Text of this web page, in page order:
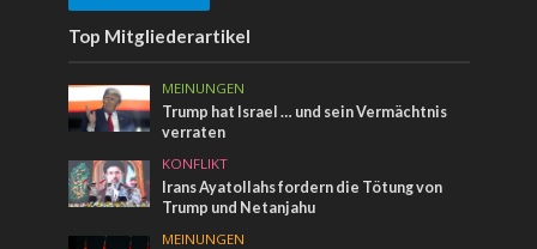
Top Mitgliederartikel
MEINUNGEN
Trump hat Israel … und sein Vermächtnis
verraten
KONFLIKT
Irans Ayatollahs fordern die Tötung von
Trump und Netanjahu
MEINUNGEN